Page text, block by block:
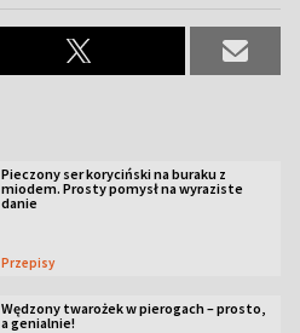
Pieczony ser koryciński na buraku z
miodem. Prosty pomysł na wyraziste
danie
Przepisy
Wędzony twarożek w pierogach – prosto,
a genialnie!